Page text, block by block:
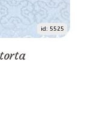
id: 5525